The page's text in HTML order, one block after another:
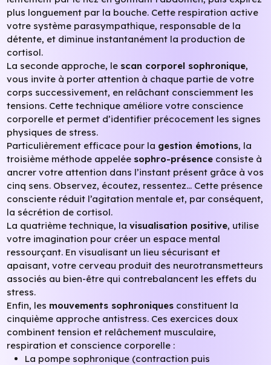
plus longuement par la bouche. Cette respiration active
votre système parasympathique, responsable de la
détente, et diminue instantanément la production de
cortisol.
La seconde approche, le scan corporel sophronique,
vous invite à porter attention à chaque partie de votre
corps successivement, en relâchant consciemment les
tensions. Cette technique améliore votre conscience
corporelle et permet d’identifier précocement les signes
physiques de stress.
Particulièrement efficace pour la gestion émotions, la
troisième méthode appelée sophro-présence consiste à
ancrer votre attention dans l’instant présent grâce à vos
cinq sens. Observez, écoutez, ressentez… Cette présence
consciente réduit l’agitation mentale et, par conséquent,
la sécrétion de cortisol.
La quatrième technique, lavisualisation positive, utilise
votre imagination pour créer un espace mental
ressourçant. En visualisant un lieu sécurisant et
apaisant, votre cerveau produit des neurotransmetteurs
associés au bien-être qui contrebalancent les effets du
stress.
Enfin, les mouvements sophroniques constituent la
cinquième approche antistress. Ces exercices doux
combinent tension et relâchement musculaire,
respiration et conscience corporelle :
La pompe sophronique (contraction puis